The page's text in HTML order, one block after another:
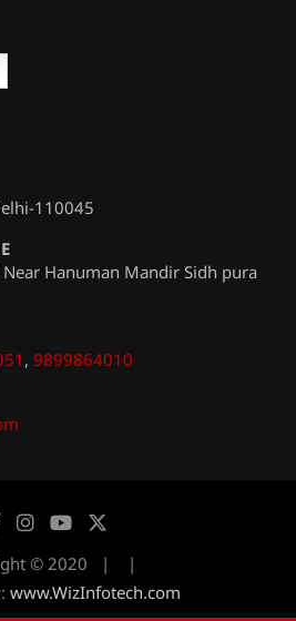
110045
Hanuman Mandir Sidh pura
, 9899864010
© 2020
www.WizInfotech.com